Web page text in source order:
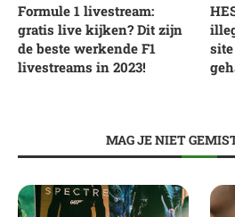
Formule 1 livestream:
gratis live kijken? Dit zijn
de beste werkende F1
livestreams in 2023!
MAG JE NIET